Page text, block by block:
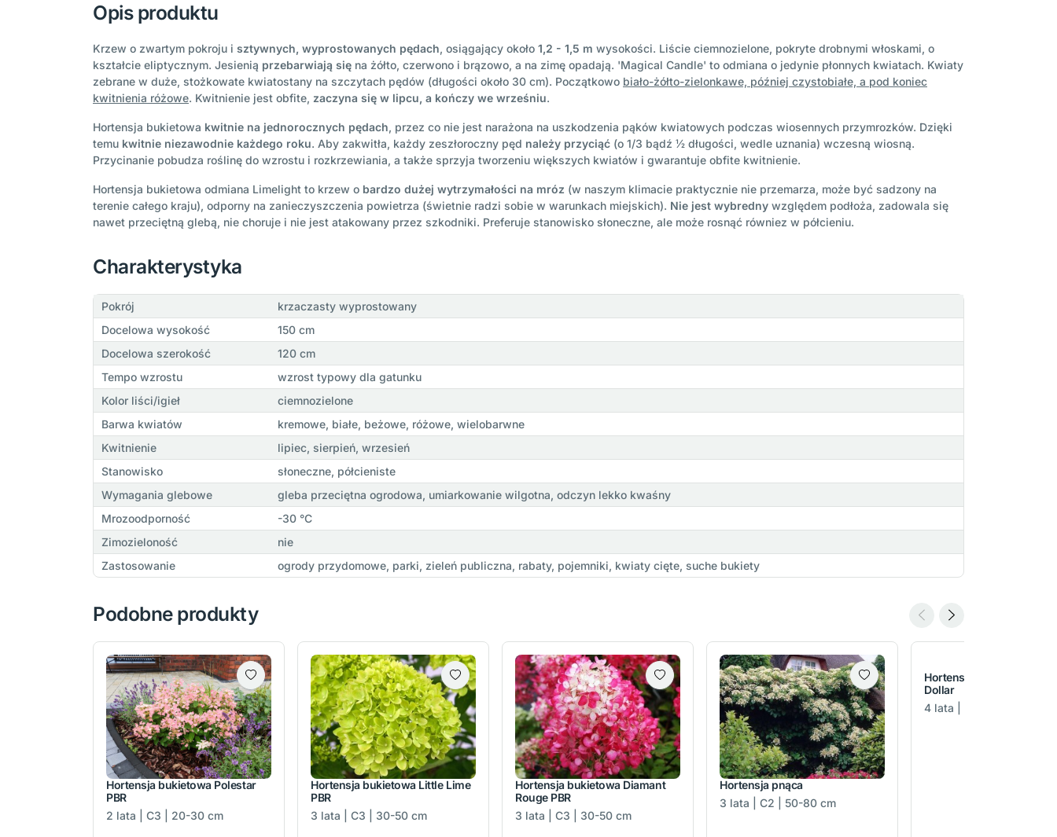
Opis produktu
Krzew o zwartym pokroju i sztywnych, wyprostowanych pędach, osiągający około 1,2 - 1,5 m wysokości. Liście ciemnozielone, pokryte drobnymi włoskami, o
kształcie eliptycznym. Jesienią przebarwiają się na żółto, czerwono i brązowo, a na zimę opadają. 'Magical Candle' to odmiana o jedynie płonnych kwiatach. Kwiaty
zebrane w duże, stożkowate kwiatostany na szczytach pędów (długości około 30 cm). Początkowo biało-żółto-zielonkawe, później czystobiałe, a pod koniec
kwitnienia różowe. Kwitnienie jest obfite, zaczyna się w lipcu, a kończy we wrześniu.
Hortensja bukietowa kwitnie na jednorocznych pędach, przez co nie jest narażona na uszkodzenia pąków kwiatowych podczas wiosennych przymrozków. Dzięki
temu kwitnie niezawodnie każdego roku. Aby zakwitła, każdy zeszłoroczny pęd należy przyciąć (o 1/3 bądź ½ długości, wedle uznania) wczesną wiosną.
Przycinanie pobudza roślinę do wzrostu i rozkrzewiania, a także sprzyja tworzeniu większych kwiatów i gwarantuje obfite kwitnienie.
Hortensja bukietowa odmiana Limelight to krzew o bardzo dużej wytrzymałości na mróz (w naszym klimacie praktycznie nie przemarza, może być sadzony na
terenie całego kraju), odporny na zanieczyszczenia powietrza (świetnie radzi sobie w warunkach miejskich). Nie jest wybredny względem podłoża, zadowala się
nawet przeciętną glebą, nie choruje i nie jest atakowany przez szkodniki. Preferuje stanowisko słoneczne, ale może rosnąć równiez w półcieniu.
Charakterystyka
Pokrój
krzaczasty wyprostowany
Docelowa wysokość
150 cm
Docelowa szerokość
120 cm
Tempo wzrostu
wzrost typowy dla gatunku
Kolor liści/igieł
ciemnozielone
Barwa kwiatów
kremowe, białe, beżowe, różowe, wielobarwne
Kwitnienie
lipiec, sierpień, wrzesień
Stanowisko
słoneczne, półcieniste
Wymagania glebowe
gleba przeciętna ogrodowa, umiarkowanie wilgotna, odczyn lekko kwaśny
Mrozoodporność
-30 °C
Zimozieloność
nie
Zastosowanie
ogrody przydomowe, parki, zieleń publiczna, rabaty, pojemniki, kwiaty cięte, suche bukiety
Podobne produkty
Hortensja bukietowa Polestar
PBR
2 lata | C3 | 20-30 cm
Hortensja bukietowa Little Lime
PBR
3 lata | C3 | 30-50 cm
Hortensja bukietowa Diamant
Rouge PBR
3 lata | C3 | 30-50 cm
Hortensja pnąca
3 lata | C2 | 50-80 cm
Hortensja bukietowa
Dollar
4 lata | C7,5 | 40-70 cm